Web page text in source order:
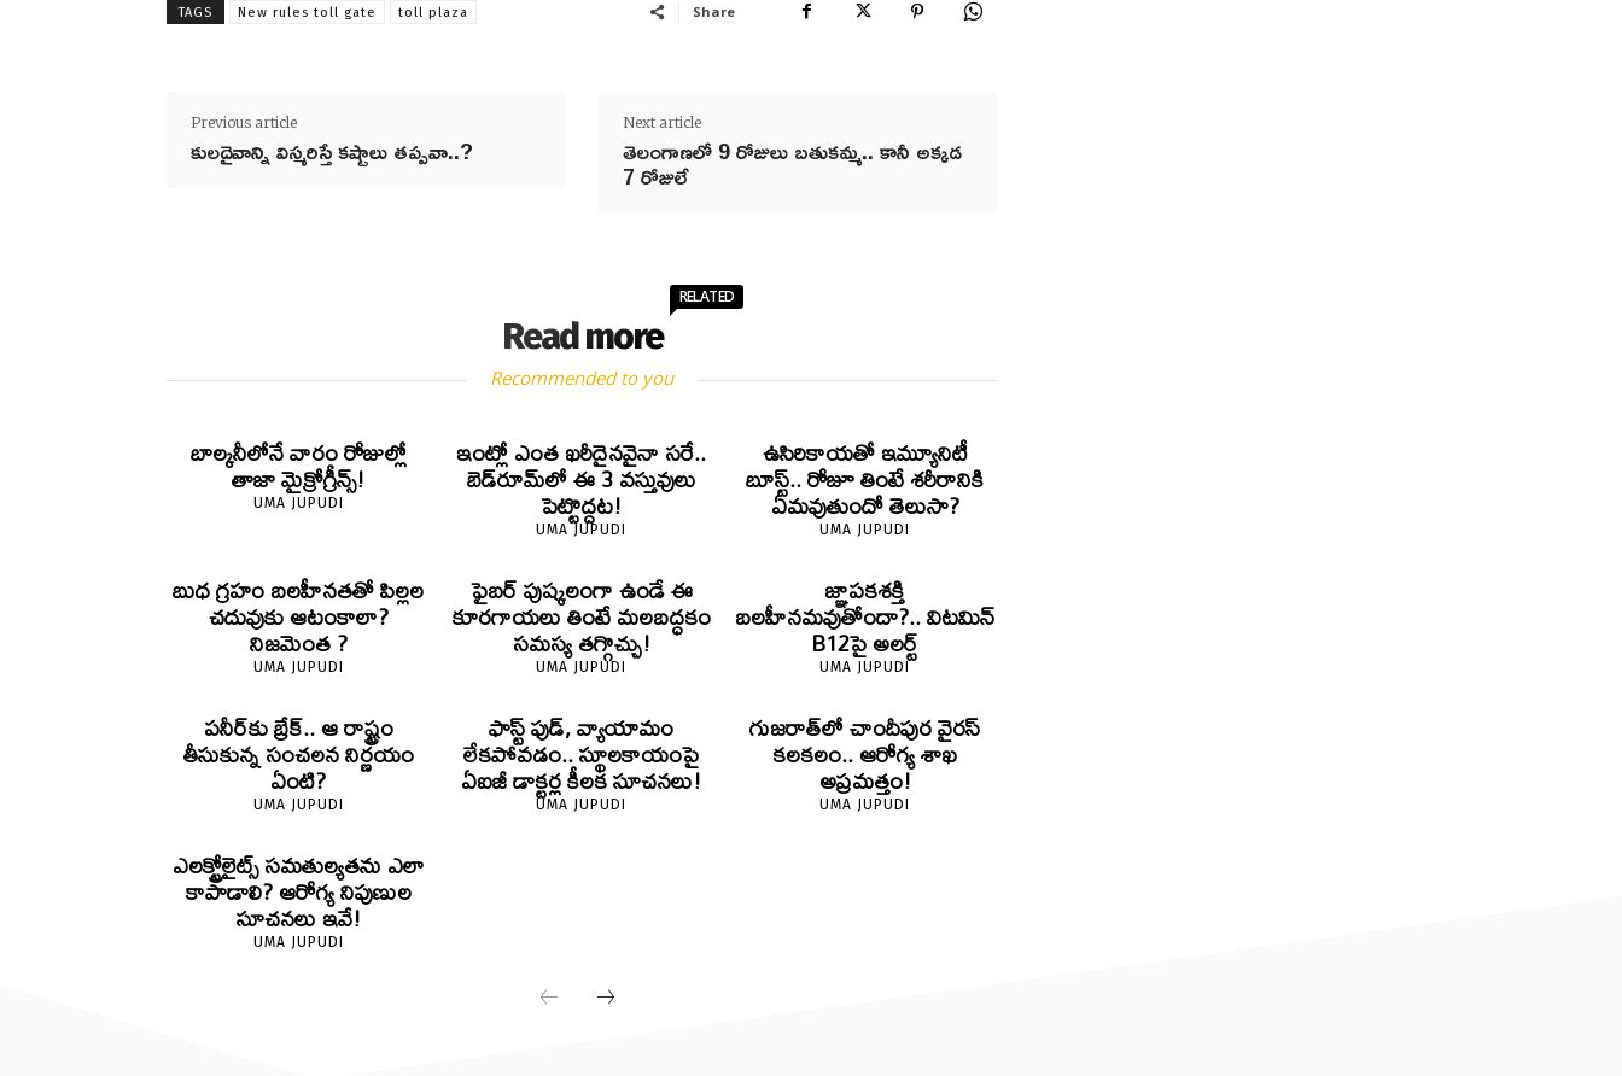
TAGS New rules toll gate toll plaza Share
Previous article
కులదైవాన్ని విస్మరిస్తే కష్టాలు తప్పవా..?
Next article
తెలంగాణ‌లో 9 రోజులు బ‌తుక‌మ్మ‌.. కానీ అక్క‌డ
7 రోజులే
Read more
RELATED
Recommended to you
బాల్కనీలోనే వారం రోజుల్లో
తాజా మైక్రోగ్రీన్స్‌!
UMA JUPUDI
ఇంట్లో ఎంత ఖరీదైనవైనా సరే..
బెడ్‌రూమ్‌లో ఈ 3 వస్తువులు
పెట్టొద్దట!
UMA JUPUDI
ఉసిరికాయతో ఇమ్యూనిటీ
బూస్ట్‌.. రోజూ తింటే శరీరానికి
ఏమవుతుందో తెలుసా?
UMA JUPUDI
బుధ గ్రహం బలహీనతతో పిల్లల
చదువుకు ఆటంకాలా?
నిజమెంత ?
UMA JUPUDI
ఫైబర్‌ పుష్కలంగా ఉండే ఈ
కూరగాయలు తింటే మలబద్ధకం
సమస్య తగ్గొచ్చు!
UMA JUPUDI
జ్ఞాపకశక్తి
బలహీనమవుతోందా?.. విటమిన్
B12పై అలర్ట్
UMA JUPUDI
పనీర్‌కు బ్రేక్.. ఆ రాష్ట్రం
తీసుకున్న సంచలన నిర్ణయం
ఏంటి?
UMA JUPUDI
ఫాస్ట్ ఫుడ్, వ్యాయామం
లేకపోవడం.. స్థూలకాయంపై
ఏఐజీ డాక్టర్ల కీలక సూచనలు!
UMA JUPUDI
గుజరాత్‌లో చాందీపుర వైరస్
కలకలం.. ఆరోగ్య శాఖ
అప్రమత్తం!
UMA JUPUDI
ఎలక్ట్రోలైట్స్ సమతుల్యతను ఎలా
కాపాడాలి? ఆరోగ్య నిపుణుల
సూచనలు ఇవే!
UMA JUPUDI